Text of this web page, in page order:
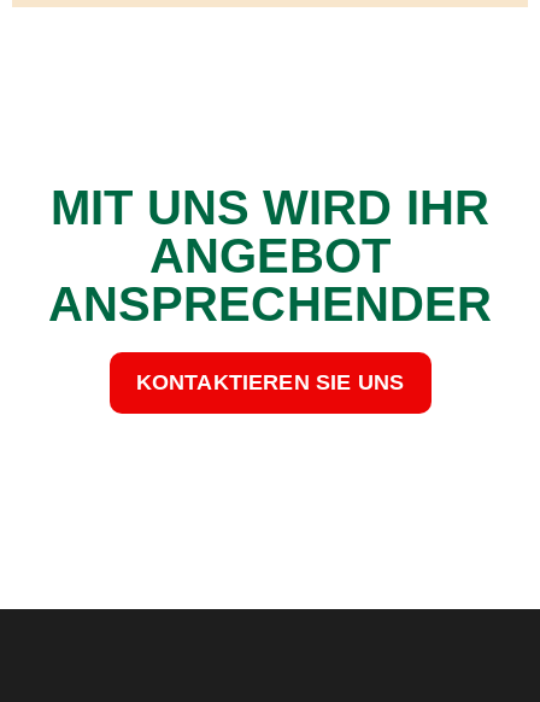
MIT UNS WIRD IHR
ANGEBOT
ANSPRECHENDER
KONTAKTIEREN SIE UNS